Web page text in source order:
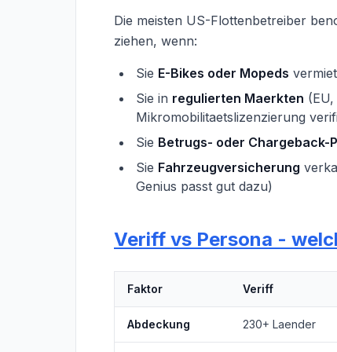
Die meisten US-Flottenbetreiber
ziehen, wenn:
Sie E-Bikes oder Mopeds
Sie in regulierten Maerkten
Mikromobilitaetslizenzierung
Sie Betrugs- oder Chargeback-
Sie Fahrzeugversicherung
Genius passt gut dazu)
Veriff vs Persona -
Faktor Veriff
Abdeckung 230+ Laender